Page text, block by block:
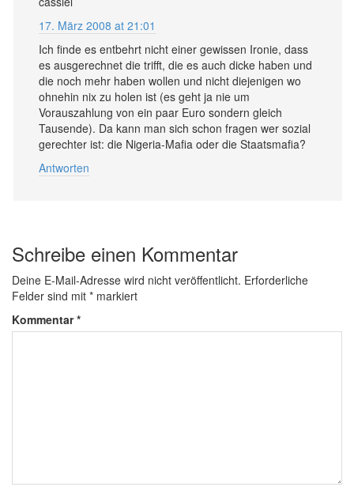
17. März 2008 at 21:01
Ich finde es entbehrt nicht einer gewissen Ironie, dass
es ausgerechnet die trifft, die es auch dicke haben und
die noch mehr haben wollen und nicht diejenigen wo
ohnehin nix zu holen ist (es geht ja nie um
Vorauszahlung von ein paar Euro sondern gleich
Tausende). Da kann man sich schon fragen wer sozial
gerechter ist: die Nigeria-Mafia oder die Staatsmafia?
Antworten
Schreibe einen Kommentar
Deine E-Mail-Adresse wird nicht veröffentlicht. Erforderliche
Felder sind mit * markiert
Kommentar*